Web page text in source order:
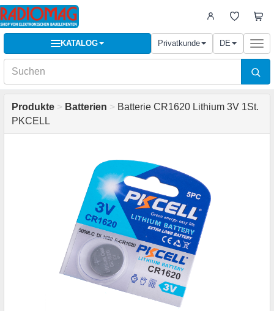
KATALOG Privatkunde DE
Produkte > Batterien > Batterie CR1620 Lithium 3V 1St.
PKCELL